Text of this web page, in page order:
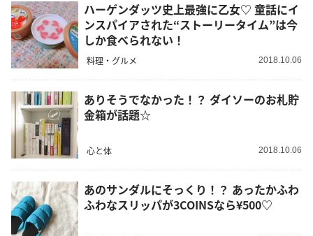
ハーゲンダッツ史上最強に乙女♡ 童話にイ
ンスパイアされた“ストーリータイム”は今
しか食べられない！
料理・グルメ 2018.10.06
ありそうでなかった！？ ダイソーのお札貯
金箱が話題☆
心と体 2018.10.06
あのサンダルにそっくり！？ あったかふわ
ふわなスリッパが3COINSなら¥500♡